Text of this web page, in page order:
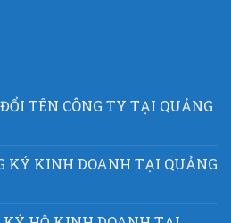
TÊN CÔNG TY TẠI QUẢNG
KÝ KINH DOANH TẠI QUẢNG